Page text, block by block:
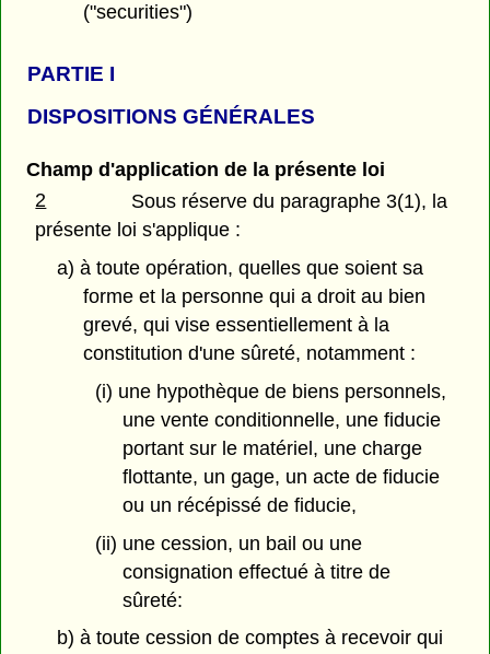
("securities")
PARTIE I
DISPOSITIONS GÉNÉRALES
Champ d'application de la présente loi
2
Sous réserve du paragraphe 3(1), la
présente loi s'applique :
a) à toute opération, quelles que soient sa
forme et la personne qui a droit au bien
grevé, qui vise essentiellement à la
constitution d'une sûreté, notamment :
(i) une hypothèque de biens personnels,
une vente conditionnelle, une fiducie
portant sur le matériel, une charge
flottante, un gage, un acte de fiducie
ou un récépissé de fiducie,
(ii) une cession, un bail ou une
consignation effectué à titre de
sûreté:
b) à toute cession de comptes à recevoir qui